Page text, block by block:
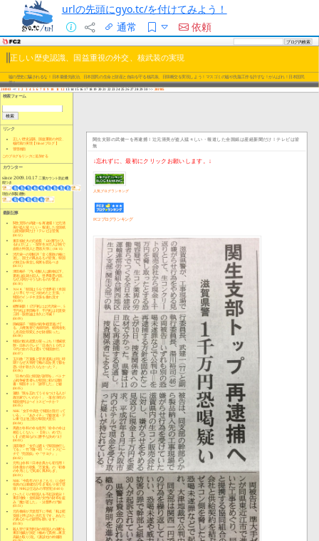
urlの先頭にgyo.tc/を付けてみよう！
通常
依頼